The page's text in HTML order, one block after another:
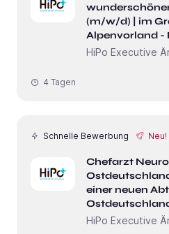
(m/w/d) | im
Alpenvorland -
HiPo Executive
4 Tagen
Schnelle Bewerbung Neu!
Chefarzt
Ostdeutschland (m/
einer neuen
HiPo Executive